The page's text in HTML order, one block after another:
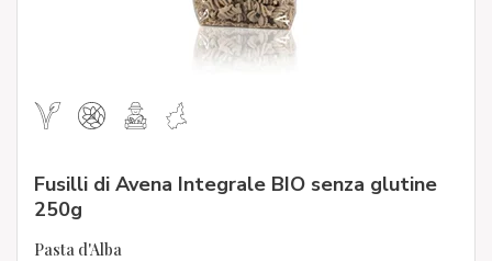
Fusilli di Avena Integrale BIO senza glutine
250g
Pasta d'Alba